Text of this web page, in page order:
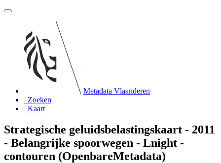
Metadata Vlaanderen
Zoeken
Kaart
Strategische geluidsbelastingskaart - 2011
- Belangrijke spoorwegen - Lnight -
contouren (OpenbareMetadata)